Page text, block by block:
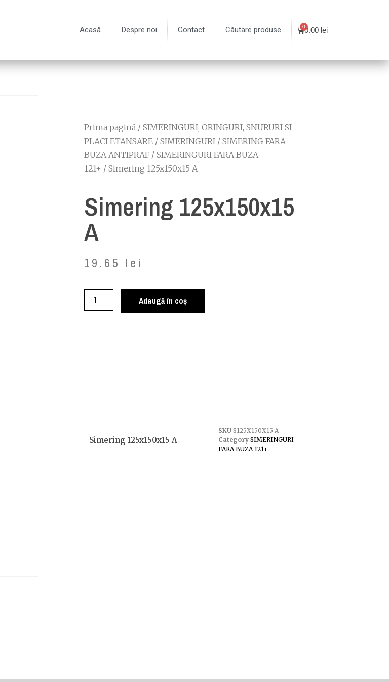
Acasă Despre noi Contact Căutare produse 0.00 lei
Prima pagină / SIMERINGURI, ORINGURI, SNURURI SI
PLACI ETANSARE / SIMERINGURI / SIMERING FARA
BUZA ANTIPRAF / SIMERINGURI FARA BUZA
121+ / Simering 125x150x15 A
Simering 125x150x15
A
19.65 lei
Adaugă în coș
Simering 125x150x15 A
SKU S125X150X15 A
Category SIMERINGURI
FARA BUZA 121+